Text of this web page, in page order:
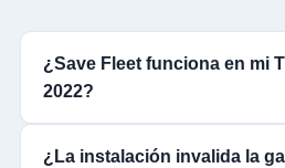
¿Save Fleet funciona en mi
2022?
¿La instalación invalida la